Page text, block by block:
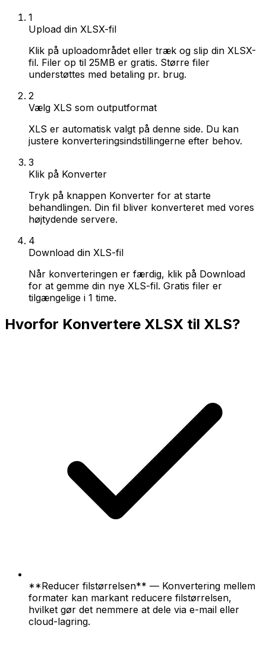
1
Upload din XLSX-fil
Klik på uploadområdet eller træk og slip din XLSX-
fil. Filer op til 25MB er gratis. Større filer
understøttes med betaling pr. brug.
2
Vælg XLS som outputformat
XLS er automatisk valgt på denne side. Du kan
justere konverteringsindstillingerne efter behov.
3
Klik på Konverter
Tryk på knappen Konverter for at starte
behandlingen. Din fil bliver konverteret med vores
højtydende servere.
4
Download din XLS-fil
Når konverteringen er færdig, klik på Download
for at gemme din nye XLS-fil. Gratis filer er
tilgængelige i 1 time.
Hvorfor Konvertere XLSX til XLS?
**Reducer filstørrelsen** — Konvertering mellem
formater kan markant reducere filstørrelsen,
hvilket gør det nemmere at dele via e-mail eller
cloud-lagring.